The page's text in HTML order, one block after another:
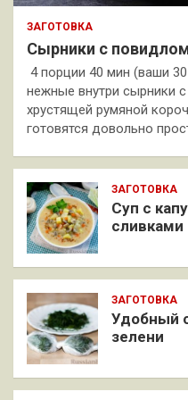
ЗАГОТОВКА
Сырники с
4 порции 40 мин (ваши
нежные внутри сырники
хрустящей румяной
готовятся довольно
ЗАГОТОВКА
Суп с
сливками
ЗАГОТОВКА
Удобный
зелени